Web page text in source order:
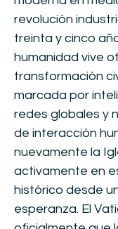
revolución
treinta y cinco
humanidad vive
transformación
marcada por
redes globales y
de interacción
nuevamente la
activamente en
histórico desde
esperanza. El